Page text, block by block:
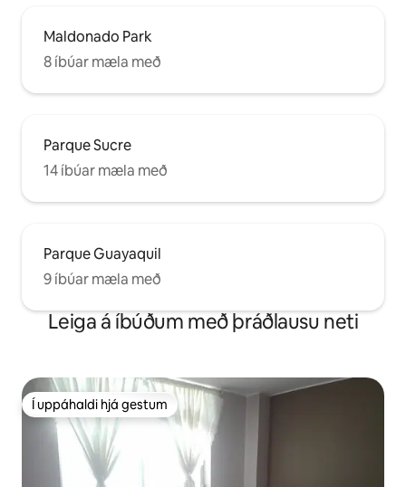
Maldonado Park
8 íbúar mæla með
Parque Sucre
14 íbúar mæla með
Parque Guayaquil
9 íbúar mæla með
Leiga á íbúðum með þráðlausu neti
Í uppáhaldi hjá gestum
Í uppáhaldi hjá gestum